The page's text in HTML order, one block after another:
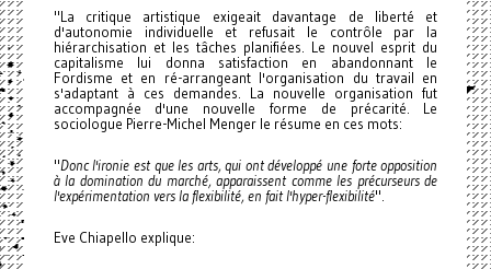
"La critique artistique exigeait davantage de liberté et
d'autonomie individuelle et refusait le contrôle par la
hiérarchisation et les tâches planifiées. Le nouvel esprit du
capitalisme lui donna satisfaction en abandonnant le
Fordisme et en ré-arrangeant l'organisation du travail en
s'adaptant à ces demandes. La nouvelle organisation fut
accompagnée d'une nouvelle forme de précarité. Le
sociologue Pierre-Michel Menger le résume en ces mots:
"Donc l'ironie est que les arts, qui ont développé une forte opposition
à la domination du marché, apparaissent comme les précurseurs de
l'expérimentation vers la flexibilité, en fait l'hyper-flexibilité".
Eve Chiapello explique: